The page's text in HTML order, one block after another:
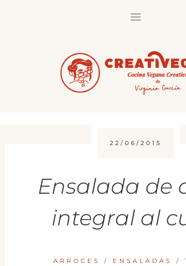
22/06/2015
Ensalada de
integral al
ARROCES / ENSALADAS /